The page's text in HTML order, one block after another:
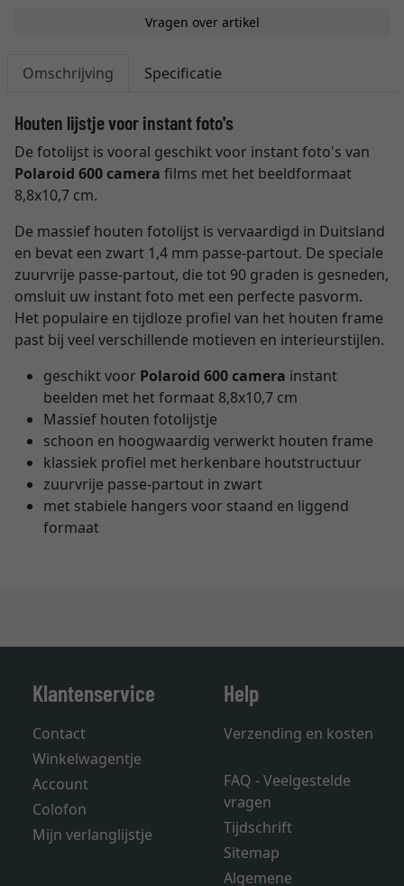
Vragen over artikel
Omschrijving Specificatie
Houten lijstje voor instant foto's
De fotolijst is vooral geschikt voor instant foto's van
Polaroid 600 camera films met het beeldformaat
8,8x10,7 cm.
De massief houten fotolijst is vervaardigd in Duitsland
en bevat een zwart 1,4 mm passe-partout. De speciale
zuurvrije passe-partout, die tot 90 graden is gesneden,
omsluit uw instant foto met een perfecte pasvorm.
Het populaire en tijdloze profiel van het houten frame
past bij veel verschillende motieven en interieurstijlen.
geschikt voor Polaroid 600 camera instant
beelden met het formaat 8,8x10,7 cm
Massief houten fotolijstje
schoon en hoogwaardig verwerkt houten frame
klassiek profiel met herkenbare houtstructuur
zuurvrije passe-partout in zwart
met stabiele hangers voor staand en liggend
formaat
Klantenservice
Contact
Winkelwagentje
Account
Colofon
Mijn verlanglijstje
Help
Verzending en kosten
FAQ - Veelgestelde
vragen
Tijdschrift
Sitemap
Algemene